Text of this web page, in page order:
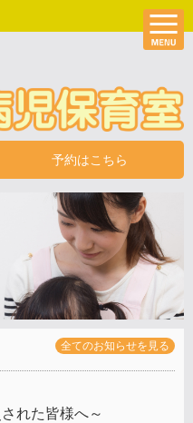
予約はこちら
全てのお知らせを見る
れた皆様へ～